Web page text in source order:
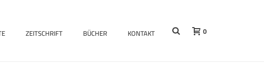
ZEITSCHRIFT BÜCHER KONTAKT 0